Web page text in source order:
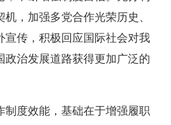
，加强多党合作光荣历史、
宣传，积极回应国际社会对我
政治发展道路获得更加广泛的
度效能，基础在于增强履职